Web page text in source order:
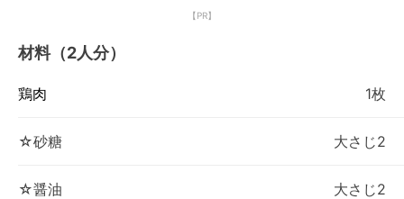
【PR】
材料（2人分）
鶏肉 1枚
☆砂糖 大さじ2
☆醤油 大さじ2